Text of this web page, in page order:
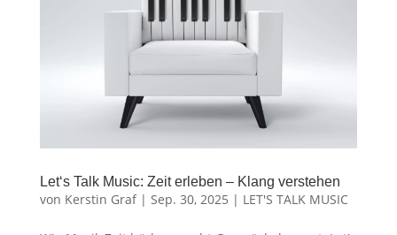
Let‘s Talk Music: Zeit erleben – Klang verstehen
von Kerstin Graf| Sep. 30, 2025 | LET'S TALK MUSIC